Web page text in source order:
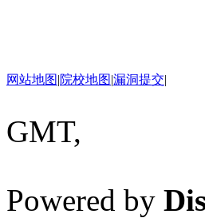
网站地图|院校地图|漏洞提交|
GMT,
Powered by